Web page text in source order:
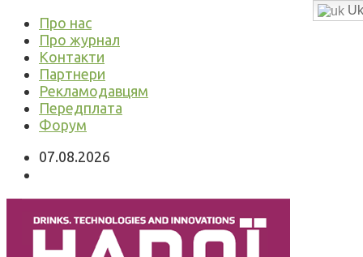
Про нас
Про журнал
Контакти
Партнери
Рекламодавцям
Передплата
Форум
07.08.2026